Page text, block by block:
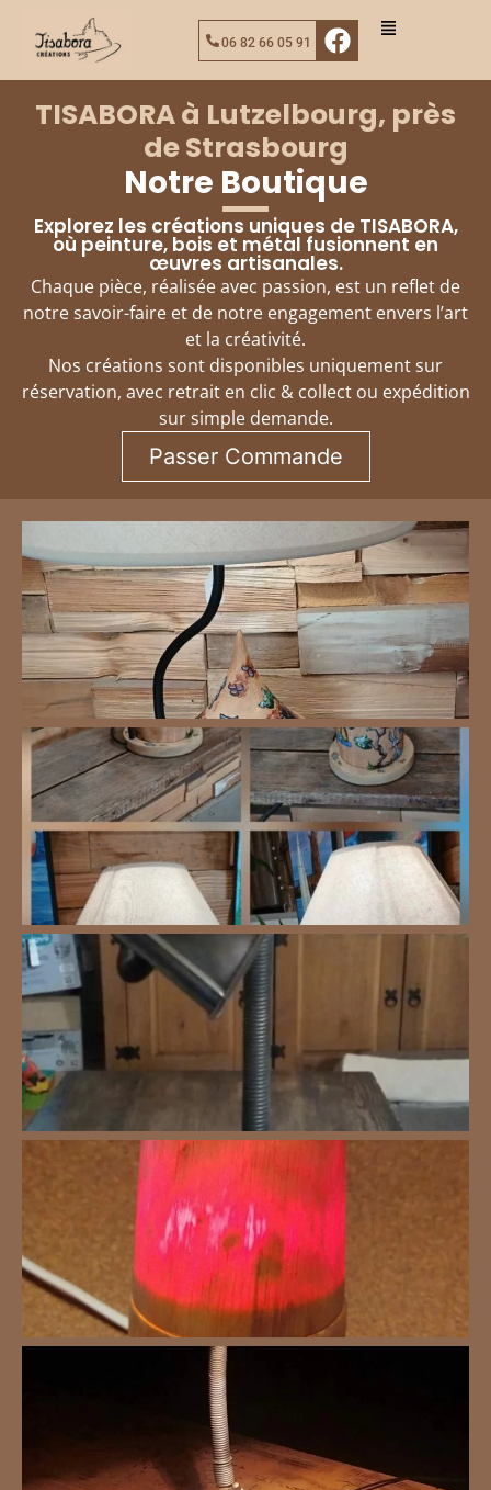
06 82 66 05 91
TISABORA à Lutzelbourg, près
de Strasbourg
Notre Boutique
Explorez les créations uniques de TISABORA,
où peinture, bois et métal fusionnent en
œuvres artisanales.
Chaque pièce, réalisée avec passion, est un reflet de
notre savoir-faire et de notre engagement envers l’art
et la créativité.
Nos créations sont disponibles uniquement sur
réservation, avec retrait en clic & collect ou expédition
sur simple demande.
Passer Commande